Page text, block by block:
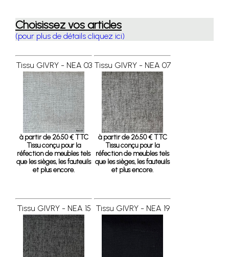
Choisissez vos articles
(pour plus de détails cliquez ici)
Tissu GIVRY - NEA 03
à partir de 26.50 € TTC
Tissu conçu pour la
réfection de meubles tels
que les sièges, les fauteuils
et plus encore.
Tissu GIVRY - NEA 07
à partir de 26.50 € TTC
Tissu conçu pour la
réfection de meubles tels
que les sièges, les fauteuils
et plus encore.
Tissu GIVRY - NEA 15 Tissu GIVRY - NEA 19